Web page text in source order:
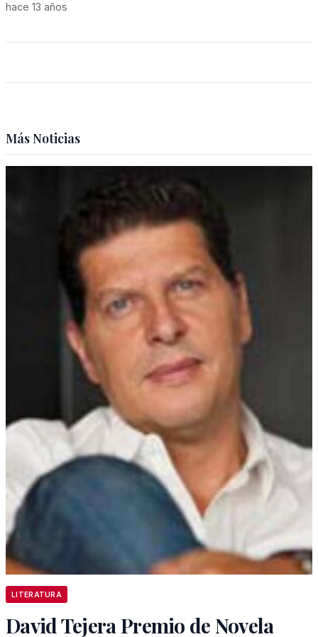
hace 13 años
Más Noticias
LITERATURA
David Tejera Premio de Novela